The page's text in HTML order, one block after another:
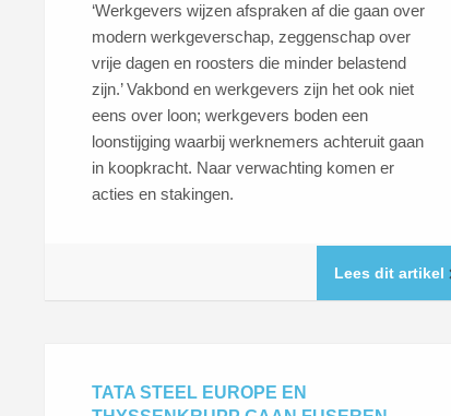
‘Werkgevers wijzen afspraken af die gaan over
modern werkgeverschap, zeggenschap over
vrije dagen en roosters die minder belastend
zijn.’ Vakbond en werkgevers zijn het ook niet
eens over loon; werkgevers boden een
loonstijging waarbij werknemers achteruit gaan
in koopkracht. Naar verwachting komen er
acties en stakingen.
Lees dit artikel
TATA STEEL EUROPE EN